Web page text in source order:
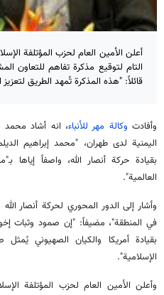
أعلن الأمين العام لحزب المؤتلفة
التام لتوقيع مذكرة تفاهم للتعاون
قائلاً: "هذه المذكرة تُمهد الطريق
وأفادت وكالة مهر للأنباء، انه أشاد محمد
اليمنية لدى طهران، "محمد إبراهيم
بقيادة حركة أنصار الله، واصفاً إياها
العالمية".
وأشار إلى الدور المحوري لحركة أنصار
في المنطقة"، مضيفاً: "إن صمود وثبات
بقيادة أمريكا والكيان الصهيوني
الإسلامية".
وأعلن الأمين العام لحزب المؤتلفة